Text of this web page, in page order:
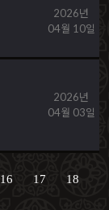
2026년
04월 10일
2026년
04월 03일
16 17
18